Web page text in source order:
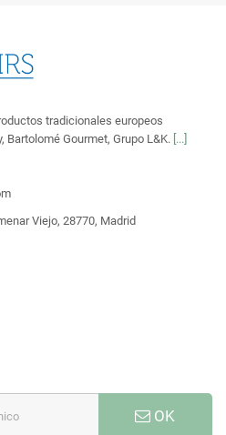
tradicionales europeos
Bartolomé Gourmet, Grupo L&K. [...]
Viejo, 28770, Madrid
OK